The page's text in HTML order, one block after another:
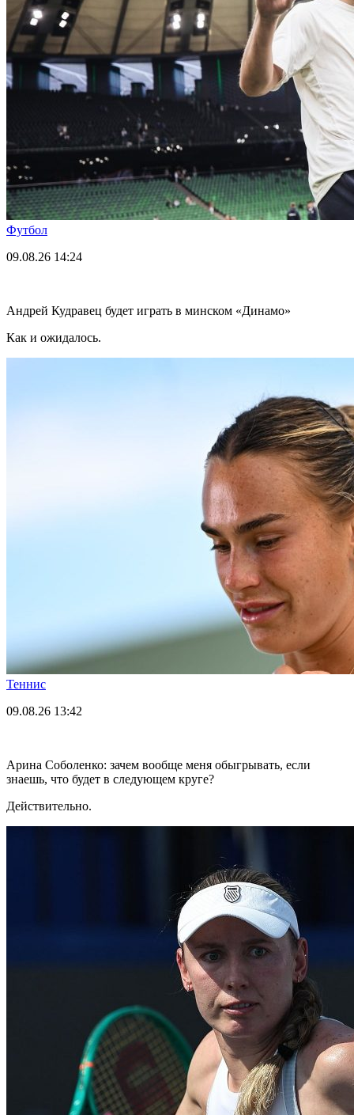
Футбол
09.08.26 14:24
Андрей Кудравец будет играть в минском «Динамо»
Как и ожидалось.
Теннис
09.08.26 13:42
Арина Соболенко: зачем вообще меня обыгрывать, если
знаешь, что будет в следующем круге?
Действительно.